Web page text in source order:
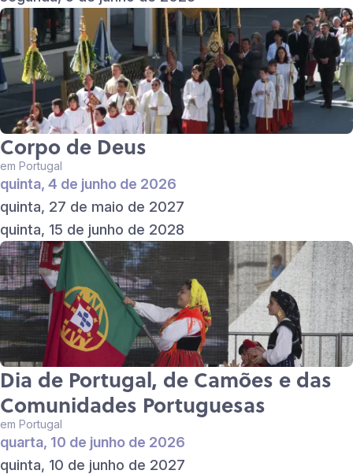
Corpo de Deus
em Portugal
quinta, 4 de junho de 2026
quinta, 27 de maio de 2027
quinta, 15 de junho de 2028
Dia de Portugal, de Camões e das
Comunidades Portuguesas
em Portugal
quarta, 10 de junho de 2026
quinta, 10 de junho de 2027